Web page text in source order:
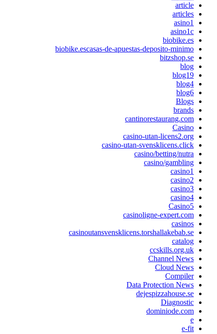
article
articles
asino1
asino1c
biobike.es
biobike.escasas-de-apuestas-deposito-minimo
bitzshop.se
blog
blog19
blog4
blog6
Blogs
brands
cantinorestaurang.com
Casino
casino-utan-licens2.org
casino-utan-svensklicens.click
casino/betting/nutra
casino/gambling
casino1
casino2
casino3
casino4
Casino5
casinoligne-expert.com
casinos
casinoutansvensklicens.torshallakebab.se
catalog
ccskills.org.uk
Channel News
Cloud News
Compiler
Data Protection News
dejespizzahouse.se
Diagnostic
dominiode.com
e
e-fit